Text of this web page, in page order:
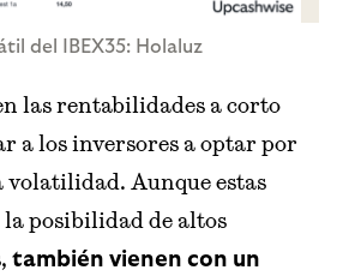
del IBEX35: Holaluz
las rentabilidades a corto
a los inversores a optar por
volatilidad. Aunque estas
posibilidad de altos
también vienen con un